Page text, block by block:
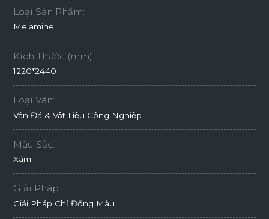
Loại Sản Phẩm:
Melamine
Kích Thước (mm):
1220*2440
Loại Vân:
Vân Đá & Vật Liệu Công Nghiệp
Màu Sắc:
Xám
Giải Pháp:
Giải Pháp Chỉ Đồng Màu